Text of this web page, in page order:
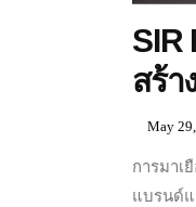
SIR
สร้า
May
การมาเ
แบรนด์แ